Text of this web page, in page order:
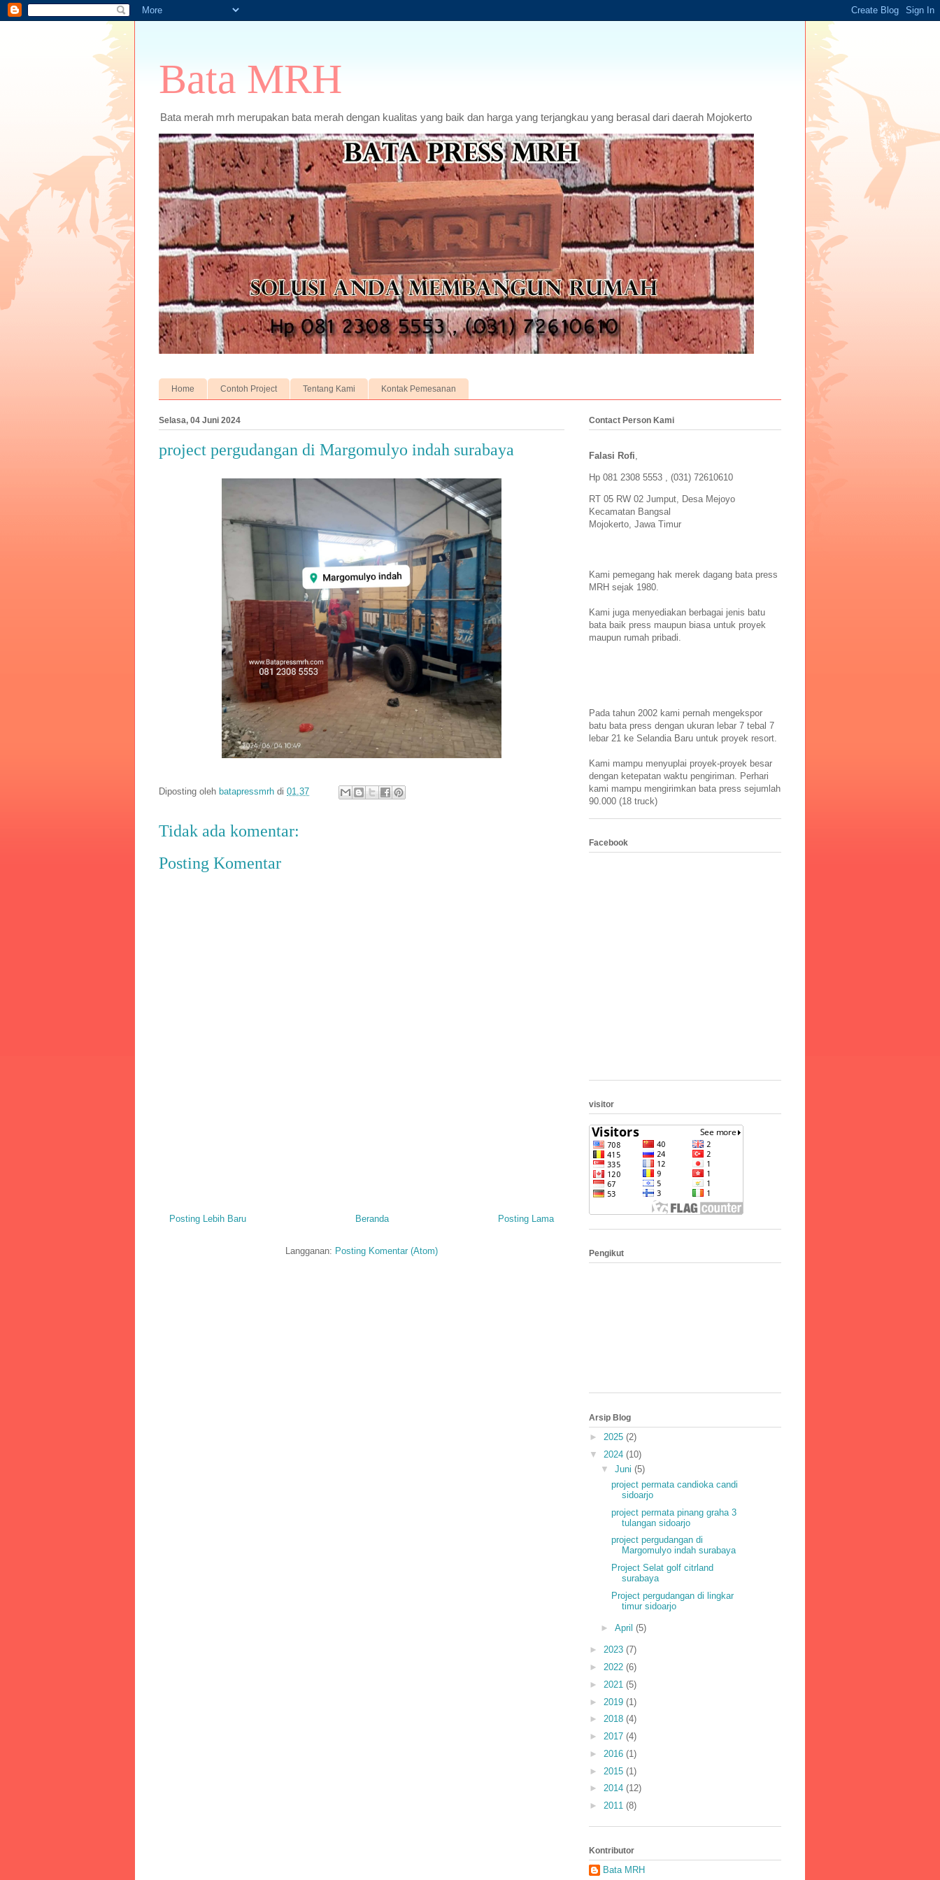
Bata MRH
Bata merah mrh merupakan bata merah dengan kualitas yang baik dan harga yang terjangkau yang berasal dari daerah Mojokerto
Home Contoh Project Tentang Kami Kontak Pemesanan
Selasa, 04 Juni 2024
project pergudangan di Margomulyo indah surabaya
Diposting oleh batapressmrh di 01.37
Tidak ada komentar:
Posting Komentar
Posting Lebih Baru Posting Lama
Beranda
Langganan: Posting Komentar (Atom)
Contact Person Kami
Falasi Rofi
Hp 081 2308 5553 , (031) 72610610
RT 05 RW 02 Jumput, Desa Mejoyo
Kecamatan Bangsal
Mojokerto, Jawa Timur
Kami pemegang hak merek dagang bata press
MRH sejak 1980.
Kami juga menyediakan berbagai jenis batu
bata baik press maupun biasa untuk proyek
maupun rumah pribadi.
Pada tahun 2002 kami pernah mengekspor
batu bata press dengan ukuran lebar 7 tebal 7
lebar 21 ke Selandia Baru untuk proyek resort.
Kami mampu menyuplai proyek-proyek besar
dengan ketepatan waktu pengiriman. Perhari
kami mampu mengirimkan bata press sejumlah
90.000 (18 truck)
Facebook
visitor
Pengikut
Arsip Blog
► 2025 (2)
▼ 2024 (10)
▼ Juni (5)
project permata candioka candi
sidoarjo
project permata pinang graha 3
tulangan sidoarjo
project pergudangan di
Margomulyo indah surabaya
Project Selat golf citrland
surabaya
Project pergudangan di lingkar
timur sidoarjo
► April (5)
► 2023 (7)
► 2022 (6)
► 2021 (5)
► 2019 (1)
► 2018 (4)
► 2017 (4)
► 2016 (1)
► 2015 (1)
► 2014 (12)
► 2011 (8)
Kontributor
Bata MRH